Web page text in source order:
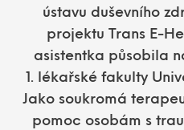
ústavu duševního
projektu Trans E-
asistentka působila
1. lékařské fakulty
Jako soukromá
pomoc osobám s